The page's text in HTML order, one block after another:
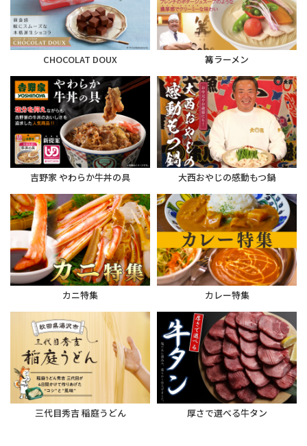
CHOCOLAT DOUX 篝ラーメン
吉野家 やわらか牛丼の具 大西おやじの感動もつ鍋
カニ特集 カレー特集
三代目秀吉 稲庭うどん 厚さで選べる牛タン